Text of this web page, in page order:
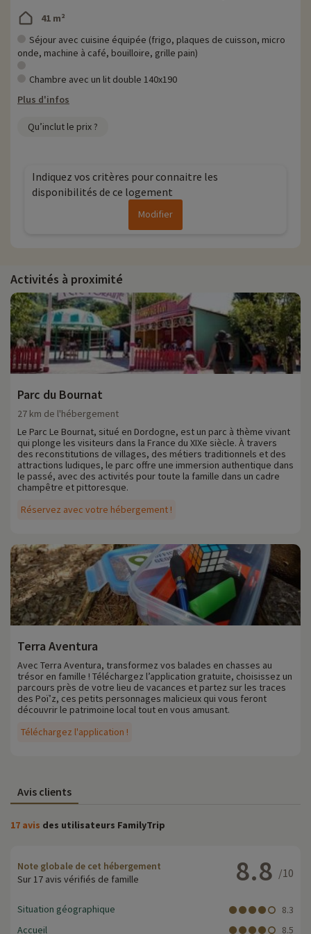
Chez Familytrip nous découvrons chaque année de nouvelles
activités famille à proximité de nos hébergements : zoo, aquarium...Si
nous avons déjà négocié des activités, elles sont réservables avec
remise directement en ligne après avoir choisi votre logement et
vous pouvez les découvrir
en cliquant ici !
• Personnes à mobilité réduite accompagnement obligatoire
41 m²
Séjour avec cuisine équipée (frigo, plaques de cuisson, micro
onde, machine à café, bouilloire, grille pain)
Chambre avec un lit double 140x190
Plus d'infos
Qu’inclut le prix ?
Indiquez vos critères pour connaitre les
disponibilités de ce logement
Modifier
Activités à proximité
Parc du Bournat
Réservez avec votre hébergement !
27 km de l'hébergement
Le Parc Le Bournat, situé en Dordogne, est un parc à thème vivant
qui plonge les visiteurs dans la France du XIXe siècle. À travers
des reconstitutions de villages, des métiers traditionnels et des
attractions ludiques, le parc offre une immersion authentique dans
le passé, avec des activités pour toute la famille dans un cadre
champêtre et pittoresque.
Terra Aventura
Téléchargez l'application !
Avec Terra Aventura, transformez vos balades en chasses au
trésor en famille ! Téléchargez l’application gratuite, choisissez un
parcours près de votre lieu de vacances et partez sur les traces
des Poï’z, ces petits personnages malicieux qui vous feront
découvrir le patrimoine local tout en vous amusant.
Avis clients
17 avis des utilisateurs FamilyTrip
Note globale de cet hébergement
Sur 17 avis vérifiés de famille
8.8 /10
Situation géographique
8.3
Accueil
8.5